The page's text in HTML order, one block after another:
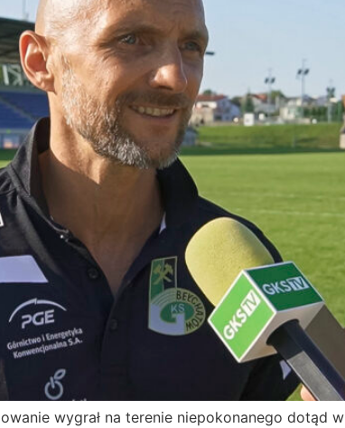
wygrał na terenie niepokonanego dotąd